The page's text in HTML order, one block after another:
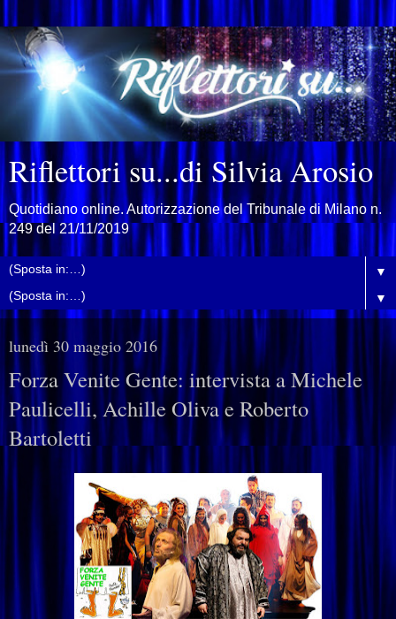
Riflettori su...di Silvia Arosio
Quotidiano online. Autorizzazione del Tribunale di Milano n.
249 del 21/11/2019
▼
▼
lunedì 30 maggio 2016
Forza Venite Gente: intervista a Michele
Paulicelli, Achille Oliva e Roberto
Bartoletti